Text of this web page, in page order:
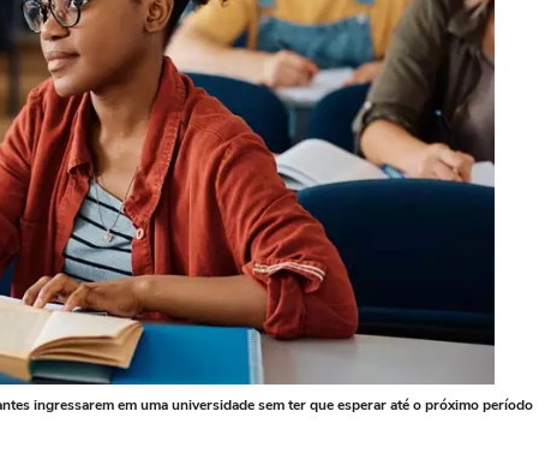
ingressarem em uma universidade sem ter que esperar até o próximo período